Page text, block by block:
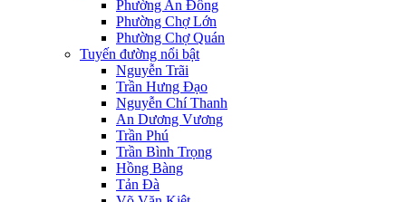
Phường An Đông
Phường Chợ Lớn
Phường Chợ Quán
Tuyến đường nổi bật
Nguyễn Trãi
Trần Hưng Đạo
Nguyễn Chí Thanh
An Dương Vương
Trần Phú
Trần Bình Trọng
Hồng Bàng
Tản Đà